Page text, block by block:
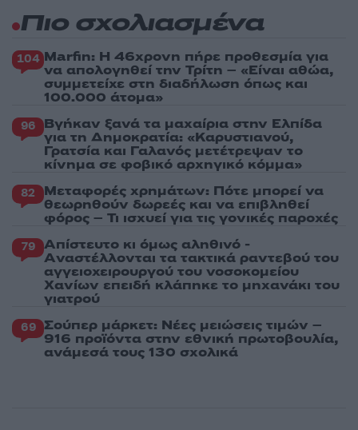
Πιο σχολιασμένα
104 Marfin: Η 46χρονη πήρε προθεσμία για
να απολογηθεί την Τρίτη – «Είναι αθώα,
συμμετείχε στη διαδήλωση όπως και
100.000 άτομα»
96 Βγήκαν ξανά τα μαχαίρια στην Ελπίδα
για τη Δημοκρατία: «Καρυστιανού,
Γρατσία και Γαλανός μετέτρεψαν το
κίνημα σε φοβικό αρχηγικό κόμμα»
82 Μεταφορές χρημάτων: Πότε μπορεί να
θεωρηθούν δωρεές και να επιβληθεί
φόρος – Τι ισχυεί για τις γονικές παροχές
79 Απίστευτο κι όμως αληθινό -
Aναστέλλονται τα τακτικά ραντεβού του
αγγειοχειρουργού του νοσοκομείου
Χανίων επειδή κλάπηκε το μηχανάκι του
γιατρού
69 Σούπερ μάρκετ: Νέες μειώσεις τιμών –
916 προϊόντα στην εθνική πρωτοβουλία,
ανάμεσά τους 130 σχολικά